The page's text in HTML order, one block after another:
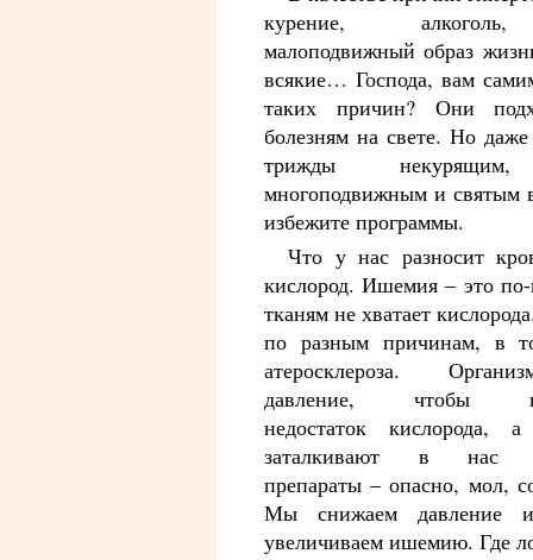
курение,
малоподвижный образ
всякие… Господа, вам
таких причин? Они
болезням на свете. Но
трижды некурящим,
многоподвижным и святым
избежите программы.
Что у нас разносит
кислород. Ишемия – это по-
тканям не хватает
по разным причинам, в
атеросклероза.
давление, чтобы
недостаток кислорода,
заталкивают в нас
препараты – опасно, мол,
Мы снижаем давление
увеличиваем ишемию. Где